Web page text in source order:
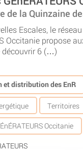
de la Quinzaine
Escales, le
Occitanie propose
découvrir 6 (…)
et distribution des EnR
Territoires
Occitanie